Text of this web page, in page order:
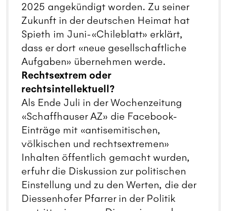
2025 angekündigt worden. Zu seiner
Zukunft in der deutschen Heimat hat
Spieth im Juni-«Chileblatt» erklärt,
dass er dort «neue gesellschaftliche
Aufgaben» übernehmen werde.
Rechtsextrem oder
rechtsintellektuell?
Als Ende Juli in der Wochenzeitung
«Schaffhauser AZ» die Facebook-
Einträge mit «antisemitischen,
völkischen und rechtsextremen»
Inhalten öffentlich gemacht wurden,
erfuhr die Diskussion zur politischen
Einstellung und zu den Werten, die der
Diessenhofer Pfarrer in der Politik